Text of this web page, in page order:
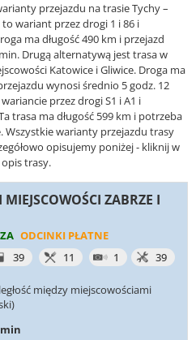
przejazdu na trasie Tychy –
wariant przez drogi 1 i 86 i
ma długość 490 km i przejazd
Drugą alternatywą jest trasa w
Katowice i Gliwice. Droga ma
wynosi średnio 5 godz. 12
przez drogi S1 i A1 i
trasa ma długość 599 km i potrzeba
Wszystkie warianty przejazdu trasy
opisujemy poniżej - kliknij w
trasy.
ZABRZE I
ODCINKI PŁATNE
39
11 1 39
między miejscowościami
min